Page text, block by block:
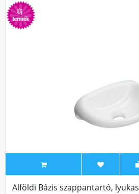
Alföldi Bázis szappantartó,